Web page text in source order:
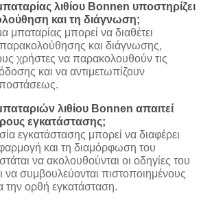
λιθίου Bonnen υποστηρίζει
και τη διάγνωση;
μπαταρίας μπορεί να διαθέτει
και διάγνωσης,
χρήστες να παρακολουθούν τις
και να αντιμετωπίζουν
λιθίου Bonnen απαιτεί
εγκατάστασης;
εγκατάστασης μπορεί να διαφέρει
και τη διαμόρφωση του
να ακολουθούνται οι οδηγίες του
να συμβουλεύονται πιστοποιημένους
την ορθή εγκατάσταση.